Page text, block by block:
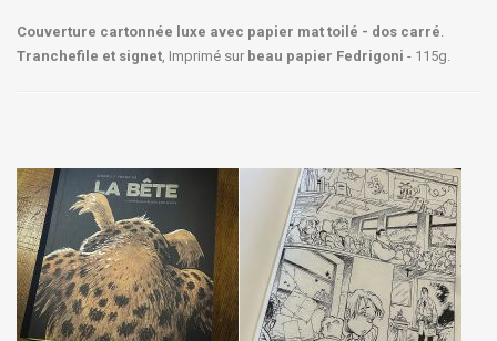
Couverture cartonnée luxe avec papier mat toilé - dos carré.
Tranchefile et signet, Imprimé sur beau papier Fedrigoni - 115g.